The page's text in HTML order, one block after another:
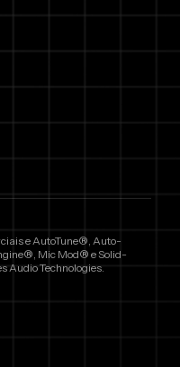
e AutoTune®, Auto-
Mic Mod® e Solid-
Audio Technologies.